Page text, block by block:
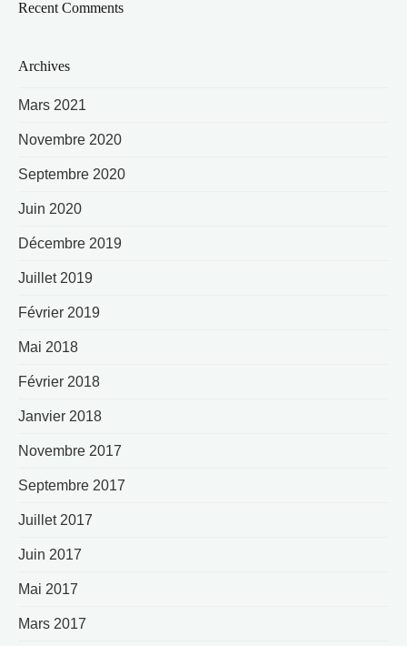
Recent Comments
Archives
Mars 2021
Novembre 2020
Septembre 2020
Juin 2020
Décembre 2019
Juillet 2019
Février 2019
Mai 2018
Février 2018
Janvier 2018
Novembre 2017
Septembre 2017
Juillet 2017
Juin 2017
Mai 2017
Mars 2017